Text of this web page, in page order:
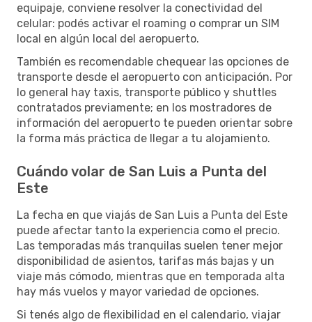
equipaje, conviene resolver la conectividad del
celular: podés activar el roaming o comprar un SIM
local en algún local del aeropuerto.
También es recomendable chequear las opciones de
transporte desde el aeropuerto con anticipación. Por
lo general hay taxis, transporte público y shuttles
contratados previamente; en los mostradores de
información del aeropuerto te pueden orientar sobre
la forma más práctica de llegar a tu alojamiento.
Cuándo volar de San Luis a Punta del
Este
La fecha en que viajás de San Luis a Punta del Este
puede afectar tanto la experiencia como el precio.
Las temporadas más tranquilas suelen tener mejor
disponibilidad de asientos, tarifas más bajas y un
viaje más cómodo, mientras que en temporada alta
hay más vuelos y mayor variedad de opciones.
Si tenés algo de flexibilidad en el calendario, viajar